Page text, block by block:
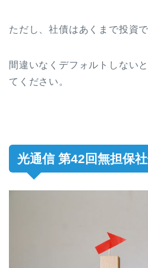
ただし、社債はあくまで投資で
間違いなくデフォルトしない
てください。
光通信 第42回無担保